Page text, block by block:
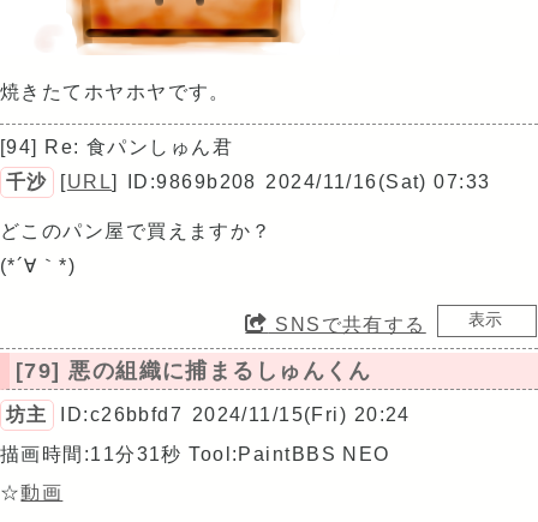
焼きたてホヤホヤです。
[94] Re: 食パンしゅん君
千沙
[URL] ID:9869b208 2024/11/16(Sat) 07:33
どこのパン屋で買えますか？
(*´∀｀*)
SNSで共有する
[79] 悪の組織に捕まるしゅんくん
坊主 ID:c26bbfd7
2024/11/15(Fri) 20:24
描画時間:11分31秒 Tool:PaintBBS NEO
☆動画